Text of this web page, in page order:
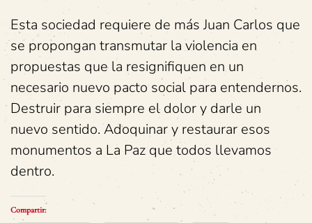
Esta sociedad requiere de más Juan Carlos que
se propongan transmutar la violencia en
propuestas que la resignifiquen en un
necesario nuevo pacto social para entendernos.
Destruir para siempre el dolor y darle un
nuevo sentido. Adoquinar y restaurar esos
monumentos a La Paz que todos llevamos
dentro.
Compartir: